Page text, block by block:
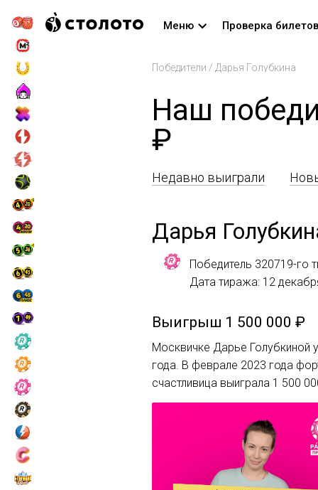
Меню Проверка билетов
Победители / Дарья Голубкина
Наш
₽
Недавно выиграли
Дарья
Победитель 320719-го
Дата тиража: 12
Выигрыш 1 500 000 ₽
Москвичке Дарье Голубкиной
года. В феврале 2023 года
счастливица выиграла 1 500